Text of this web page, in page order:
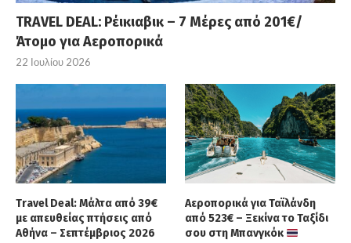
TRAVEL DEAL: Ρέικιαβικ – 7 Μέρες από 201€/
Άτομο για Αεροπορικά
22 Ιουλίου 2026
Travel Deal: Μάλτα από 39€
με απευθείας πτήσεις από
Αθήνα – Σεπτέμβριος 2026
Αεροπορικά για Ταϊλάνδη
από 523€ – Ξεκίνα το Ταξίδι
σου στη Μπανγκόκ